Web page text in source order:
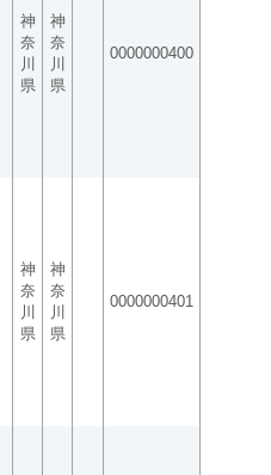
神
奈
川
県
神
奈
川
県
0000000400
神
奈
川
県
神
奈
川
県
0000000401